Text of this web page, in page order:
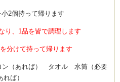
2個持って帰ります
り、1品を皆で調理します
分けて持って帰ります
（あれば） タオル 水筒（必要
れば）